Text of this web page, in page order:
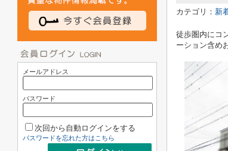
カテゴリ： 新
徒歩圏内にコ
ーション含め
メールアドレス
パスワード
次回から自動ログインをする
パスワードを忘れた方はこちら